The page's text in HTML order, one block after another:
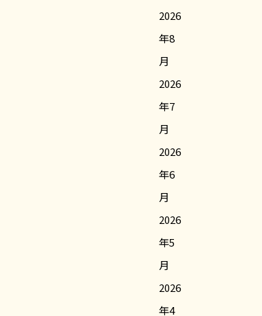
2026
年8
月
2026
年7
月
2026
年6
月
2026
年5
月
2026
年4